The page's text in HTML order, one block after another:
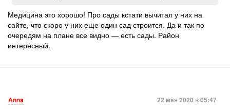
Медицина это хорошо! Про сады кстати вычитал у них на
сайте, что скоро у них еще один сад строится. Да и так по
очередям на плане все видно — есть сады. Район
интересный.
Anna 22 мая 2020 в 05:47